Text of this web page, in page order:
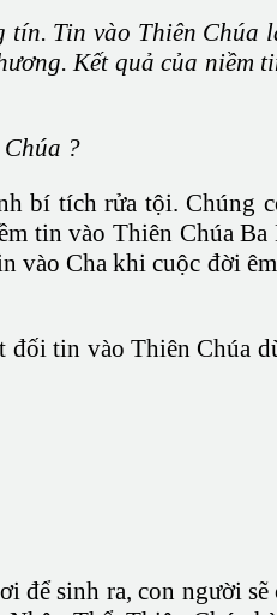
Tin vào Thiên Chúa
Kết quả của
?
bí tích rửa tội. Chúng
tin vào Thiên Chúa
vào Cha khi cuộc đời
tin vào Thiên Chúa
sinh ra, con người